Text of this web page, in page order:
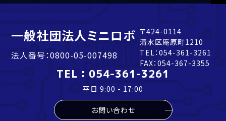
一般社団法人ミニロボ
法人番号：0800-05-007498
〒424-0114
清水区庵原町1210
TEL： 054-361-3261
FAX：054-367-3355
TEL： 054-361-3261
平日 9:00 - 17:00
お問い合わせ